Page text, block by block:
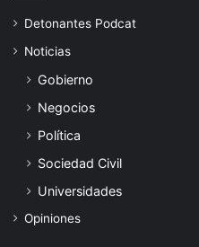
Detonantes Podcat
Noticias
Gobierno
Negocios
Política
Sociedad Civil
Universidades
Opiniones